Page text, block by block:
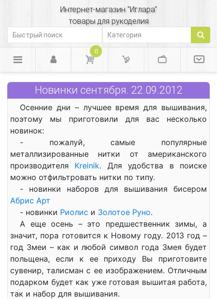
Интернет-магазин "Иглара"
товары для рукоделия
0
Новинки сентября. 22.09.2012
Осенние дни – лучшее время для вышивания,
поэтому мы приготовили для вас несколько
новинок:
- пожалуй, самые популярные
металлизированные нитки от американского
производителя Kreinik. Для удобства в поиске
можно отфильтровать нитки по типу.
- новинки наборов для вышивания бисером
Абрис Арт
- новинки Риолис и Золотое Руно.
А еще осень – это предшественник зимы, а
значит, пора готовится к Новому году. 2013 год –
год Змеи – как и любой символ года Змея будет
польщена, если к ее приходу Вы приготовите
сувенир, талисман с ее изображением. Отличным
подарком будет как уже готовая вышитая работа,
так и набор для вышивания.